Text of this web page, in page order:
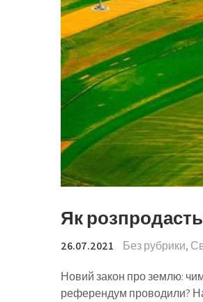
Як
26.07.2021 Без рубрики,
Новий закон про землю: чим
референдум проводили? На